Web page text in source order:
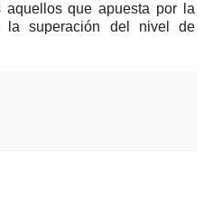
aquellos que apuesta por la
la superación del nivel de